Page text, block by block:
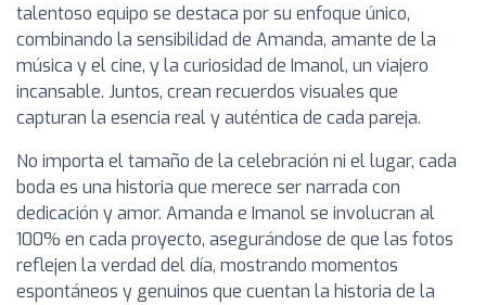
talentoso equipo se destaca por su enfoque único,
combinando la sensibilidad de Amanda, amante de la
música y el cine, y la curiosidad de Imanol, un viajero
incansable. Juntos, crean recuerdos visuales que
capturan la esencia real y auténtica de cada pareja.
No importa el tamaño de la celebración ni el lugar, cada
boda es una historia que merece ser narrada con
dedicación y amor. Amanda e Imanol se involucran al
100% en cada proyecto, asegurándose de que las fotos
reflejen la verdad del día, mostrando momentos
espontáneos y genuinos que cuentan la historia de la